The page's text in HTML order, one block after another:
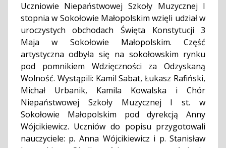
Uczniowie Niepaństwowej Szkoły Muzycznej I
stopnia w Sokołowie Małopolskim wzięli udział w
uroczystych obchodach Święta Konstytucji 3
Maja w Sokołowie Małopolskim. Część
artystyczna odbyła się na sokołowskim rynku
pod pomnikiem Wdzięczności za Odzyskaną
Wolność. Wystąpili: Kamil Sabat, Łukasz Rafiński,
Michał Urbanik, Kamila Kowalska i Chór
Niepaństwowej Szkoły Muzycznej I st. w
Sokołowie Małopolskim pod dyrekcją Anny
Wójcikiewicz. Uczniów do popisu przygotowali
nauczyciele: p. Anna Wójcikiewicz i p. Stanisław